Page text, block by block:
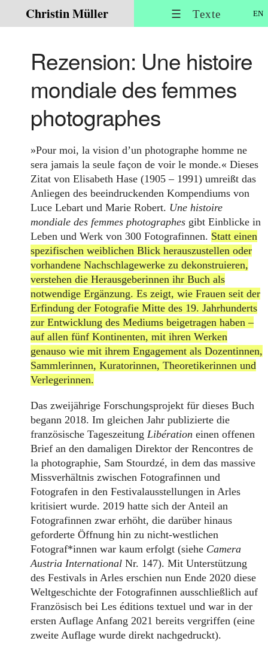
Christin Müller ☰ Texte EN
Rezension: Une histoire
mondiale des femmes
photographes
»Pour moi, la vision d’un photographe homme ne
sera jamais la seule façon de voir le monde.« Dieses
Zitat von Elisabeth Hase (1905 – 1991) umreißt das
Anliegen des beeindruckenden Kompendiums von
Luce Lebart und Marie Robert. Une histoire
mondiale des femmes photographes gibt Einblicke in
Leben und Werk von 300 Fotografinnen. Statt einen
spezifischen weiblichen Blick herauszustellen oder
vorhandene Nachschlagewerke zu dekonstruieren,
verstehen die Herausgeberinnen ihr Buch als
notwendige Ergänzung. Es zeigt, wie Frauen seit der
Erfindung der Fotografie Mitte des 19. Jahrhunderts
zur Entwicklung des Mediums beigetragen haben –
auf allen fünf Kontinenten, mit ihren Werken
genauso wie mit ihrem Engagement als Dozentinnen,
Sammlerinnen, Kuratorinnen, Theoretikerinnen und
Verlegerinnen.
Das zweijährige Forschungsprojekt für dieses Buch
begann 2018. Im gleichen Jahr publizierte die
französische Tageszeitung Libération einen offenen
Brief an den damaligen Direktor der Rencontres de
la photographie, Sam Stourdzé, in dem das massive
Missverhältnis zwischen Fotografinnen und
Fotografen in den Festivalausstellungen in Arles
kritisiert wurde. 2019 hatte sich der Anteil an
Fotografinnen zwar erhöht, die darüber hinaus
geforderte Öffnung hin zu nicht-westlichen
Fotograf*innen war kaum erfolgt (siehe Camera
Austria International Nr. 147). Mit Unterstützung
des Festivals in Arles erschien nun Ende 2020 diese
Weltgeschichte der Fotografinnen ausschließlich auf
Französisch bei Les éditions textuel und war in der
ersten Auflage Anfang 2021 bereits vergriffen (eine
zweite Auflage wurde direkt nachgedruckt).